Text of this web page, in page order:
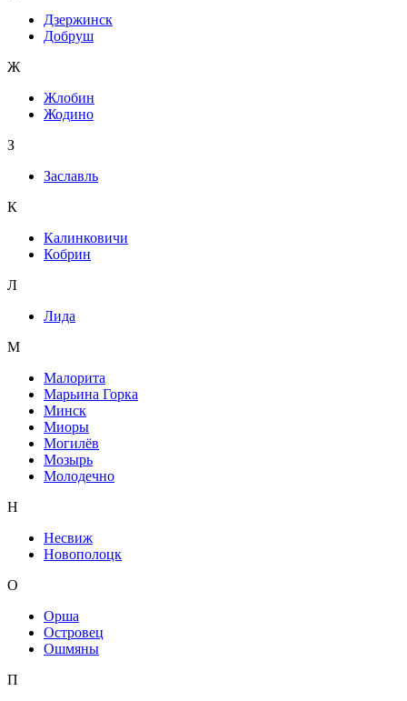
Дзержинск
Добруш
Ж
Жлобин
Жодино
З
Заславль
К
Калинковичи
Кобрин
Л
Лида
М
Малорита
Марьина Горка
Минск
Миоры
Могилёв
Мозырь
Молодечно
Н
Несвиж
Новополоцк
О
Орша
Островец
Ошмяны
П